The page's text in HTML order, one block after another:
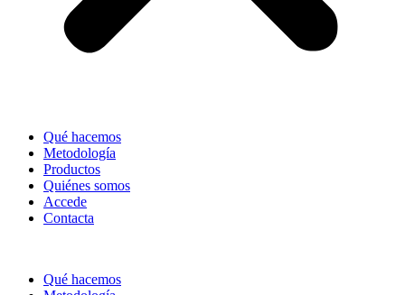
Qué hacemos
Metodología
Productos
Quiénes somos
Accede
Contacta
Qué hacemos